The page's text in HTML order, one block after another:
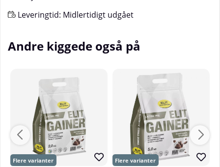
Leveringtid: Midlertidigt udgået
Andre kiggede også på